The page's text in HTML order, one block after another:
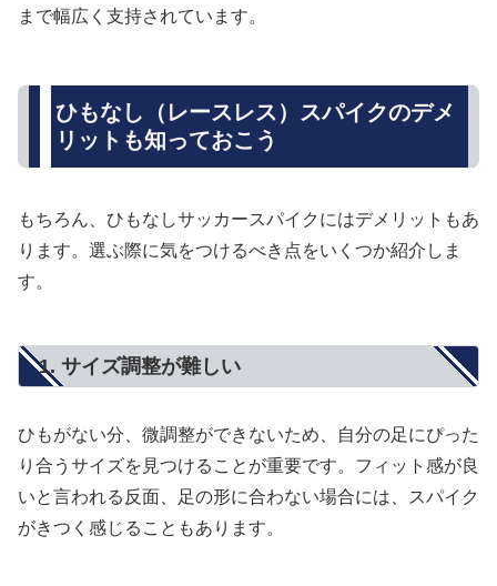
まで幅広く支持されています。
ひもなし（レースレス）スパイクのデメ
リットも知っておこう
もちろん、ひもなしサッカースパイクにはデメリットもあ
ります。選ぶ際に気をつけるべき点をいくつか紹介しま
す。
1. サイズ調整が難しい
ひもがない分、微調整ができないため、自分の足にぴった
り合うサイズを見つけることが重要です。フィット感が良
いと言われる反面、足の形に合わない場合には、スパイク
がきつく感じることもあります。